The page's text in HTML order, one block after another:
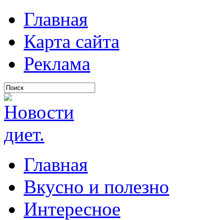
Главная
Карта сайта
Реклама
Главная
Вкусно и полезно
Интересное